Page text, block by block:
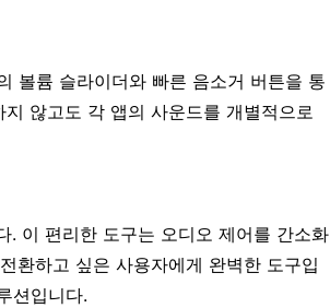
볼륨 슬라이더와 빠른 음소거 버튼을 통
않고도 각 앱의 사운드를 개별적으로
. 이 편리한 도구는 오디오 제어를 간소화
환하고 싶은 사용자에게 완벽한 도구입
션입니다.